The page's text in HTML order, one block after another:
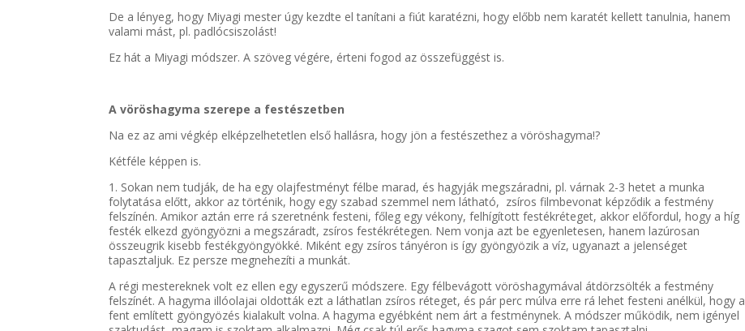
De a lényeg, hogy Miyagi mester úgy kezdte el tanítani a fiút karatézni, hogy előbb nem karatét kellett tanulnia, hanem
valami mást, pl. padlócsiszolást!
Ez hát a Miyagi módszer. A szöveg végére, érteni fogod az összefüggést is.
A vöröshagyma szerepe a festészetben
Na ez az ami végkép elképzelhetetlen első hallásra, hogy jön a festészethez a vöröshagyma!?
Kétféle képpen is.
1. Sokan nem tudják, de ha egy olajfestményt félbe marad, és hagyják megszáradni, pl. várnak 2-3 hetet a munka
folytatása előtt, akkor az történik, hogy egy szabad szemmel nem látható, zsíros filmbevonat képződik a festmény
felszínén. Amikor aztán erre rá szeretnénk festeni, főleg egy vékony, felhígított festékréteget, akkor előfordul, hogy a híg
festék elkezd gyöngyözni a megszáradt, zsíros festékrétegen. Nem vonja azt be egyenletesen, hanem lazúrosan
összeugrik kisebb festékgyöngyökké. Miként egy zsíros tányéron is így gyöngyözik a víz, ugyanazt a jelenséget
tapasztaljuk. Ez persze megnehezíti a munkát.
A régi mestereknek volt ez ellen egy egyszerű módszere. Egy félbevágott vöröshagymával átdörzsölték a festmény
felszínét. A hagyma illóolajai oldották ezt a láthatlan zsíros réteget, és pár perc múlva erre rá lehet festeni anélkül, hogy a
fent említett gyöngyözés kialakult volna. A hagyma egyébként nem árt a festménynek. A módszer működik, nem igényel